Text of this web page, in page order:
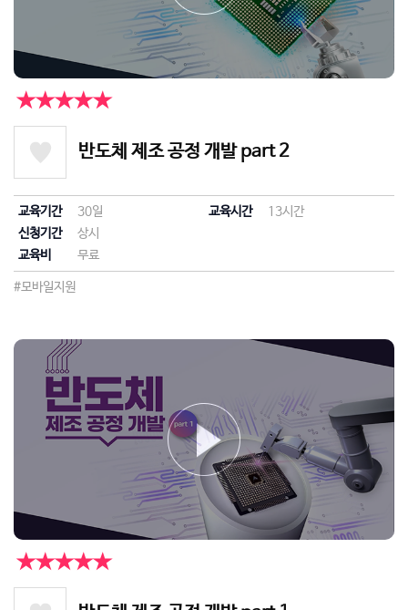
★★★★★
반도체 제조 공정 개발 part 2
교육기간 30일 교육시간
13시간
신청기간
상시
교육비
무료
#모바일지원
★★★★★